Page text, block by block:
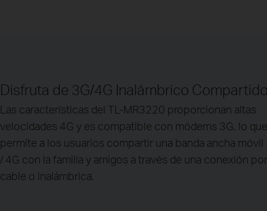
Disfruta de 3G/4G Inalámbrico
Las características del TL-MR3220 proporcionan altas
velocidades 4G y es compatible con módems 3G, lo que
permite a los usuarios compartir una banda ancha móvil
/ 4G con la familia y amigos a través de una conexión por
cable o inalámbrica.